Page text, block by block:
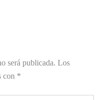
será publicada. Los
con *